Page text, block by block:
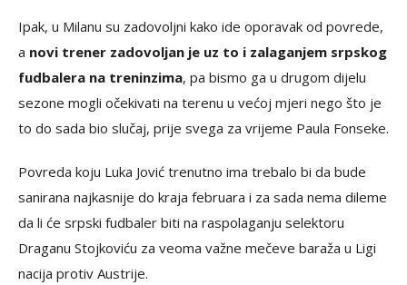
Ipak, u Milanu su zadovoljni kako ide oporavak od povrede,
a novi trener zadovoljan je uz to i zalaganjem srpskog
fudbalera na treninzima, pa bismo ga u drugom dijelu
sezone mogli očekivati na terenu u većoj mjeri nego što je
to do sada bio slučaj, prije svega za vrijeme Paula Fonseke.
Povreda koju Luka Jović trenutno ima trebalo bi da bude
sanirana najkasnije do kraja februara i za sada nema dileme
da li će srpski fudbaler biti na raspolaganju selektoru
Draganu Stojkoviću za veoma važne mečeve baraža u Ligi
nacija protiv Austrije.